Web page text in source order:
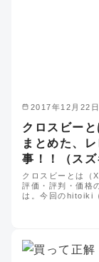
2017年12月22日
クロスビー
まとめた、
事！！（スズ
クロスビーとは（
評価・評判・価格
は。今回のhitoiki